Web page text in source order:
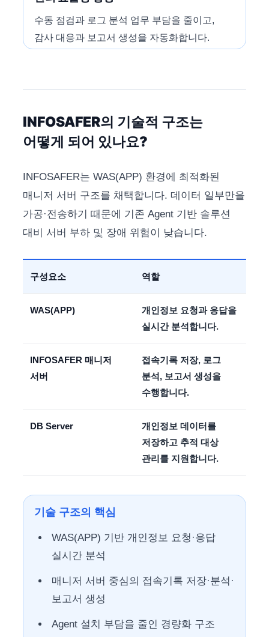
수동 점검과 로그 분석 업무 부담을 줄이고,
감사 대응과 보고서 생성을 자동화합니다.
INFOSAFER의 기술적 구조는
어떻게 되어 있나요?
INFOSAFER는 WAS(APP) 환경에 최적화된
매니저 서버 구조를 채택합니다. 데이터 일부만을
가공·전송하기 때문에 기존 Agent 기반 솔루션
대비 서버 부하 및 장애 위험이 낮습니다.
구성요소 역할
WAS(APP)
개인정보 요청과 응답을
실시간 분석합니다.
INFOSAFER 매니저
서버
접속기록 저장, 로그
분석, 보고서 생성을
수행합니다.
DB Server
개인정보 데이터를
저장하고 추적 대상
관리를 지원합니다.
기술 구조의 핵심
WAS(APP) 기반 개인정보 요청·응답
실시간 분석
매니저 서버 중심의 접속기록 저장·분석·
보고서 생성
Agent 설치 부담을 줄인 경량화 구조